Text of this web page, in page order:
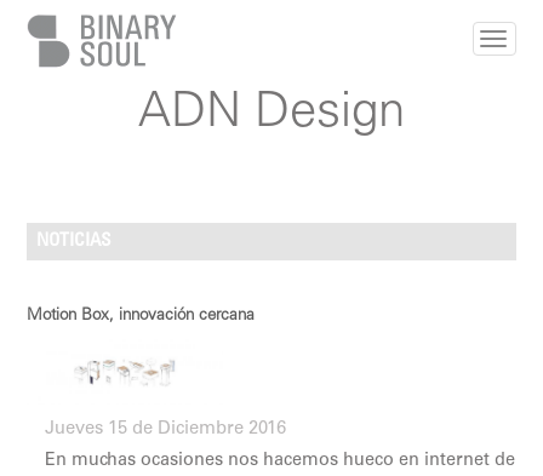
Pasar al contenido principalADN Design
NOTICIAS
Motion Box, innovación cercana
Jueves 15 de Diciembre 2016
En muchas ocasiones nos hacemos hueco en internet de